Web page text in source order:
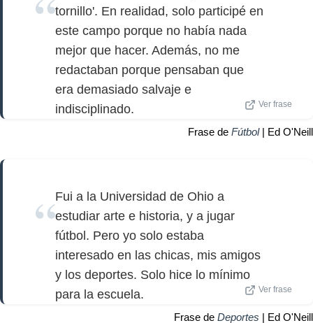
tornillo'. En realidad, solo participé en
este campo porque no había nada
mejor que hacer. Además, no me
redactaban porque pensaban que
era demasiado salvaje e
indisciplinado.
Ver frase
Frase de Fútbol| Ed O'Neill
Fui a la Universidad de Ohio a
estudiar arte e historia, y a jugar
fútbol. Pero yo solo estaba
interesado en las chicas, mis amigos
y los deportes. Solo hice lo mínimo
para la escuela.
Ver frase
Frase de Deportes | Ed O'Neill